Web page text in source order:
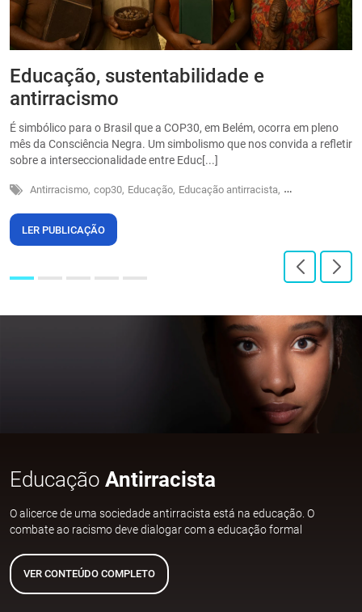
Educação, sustentabilidade e
antirracismo
É simbólico para o Brasil que a COP30, em Belém, ocorra em pleno
mês da Consciência Negra. Um simbolismo que nos convida a refletir
sobre a interseccionalidade entre Educ[...]
Antirracismo, cop30, Educação, Educação antirracista, Sustentabilidade
LER PUBLICAÇÃO
Educação Antirracista
O alicerce de uma sociedade antirracista está na educação. O
combate ao racismo deve dialogar com a educação formal
VER CONTEÚDO COMPLETO